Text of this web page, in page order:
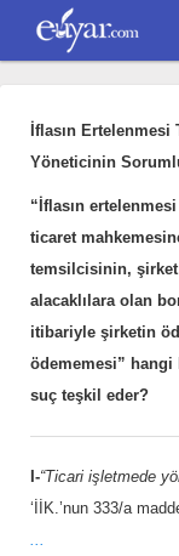
İflasın
Yöneticinin
“İflasın
ticaret
temsilcisinin,
alacaklılara olan
itibariyle şirketin
ödememesi” hangi
suç teşkil eder?
I-“Ticari işletmede
‘İİK.’nun 333/a
...